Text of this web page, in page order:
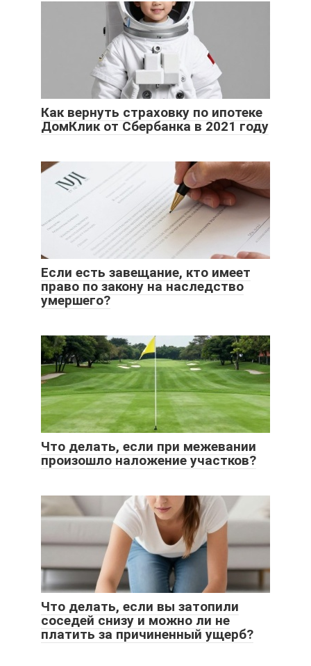
Как вернуть страховку по ипотеке
ДомКлик от Сбербанка в 2021 году
Если есть завещание, кто имеет
право по закону на наследство
умершего?
Что делать, если при межевании
произошло наложение участков?
Что делать, если вы затопили
соседей снизу и можно ли не
платить за причиненный ущерб?